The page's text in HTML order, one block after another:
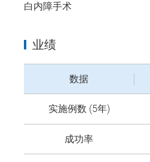
白内障手术
业绩
数据
实施例数 (5年)
成功率